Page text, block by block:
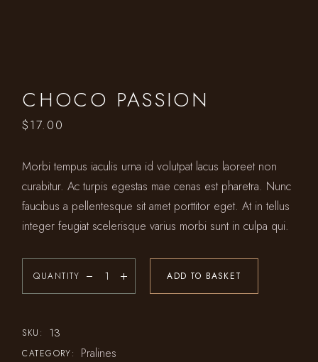
CHOCO PASSION
$17.00
Morbi tempus iaculis urna id volutpat lacus laoreet non
curabitur. Ac turpis egestas mae cenas est pharetra. Nunc
faucibus a pellentesque sit amet porttitor eget. At in tellus
integer feugiat scelerisque varius morbi sunt in culpa qui.
QUANTITY ADD TO BASKET
SKU: 13
CATEGORY: Pralines